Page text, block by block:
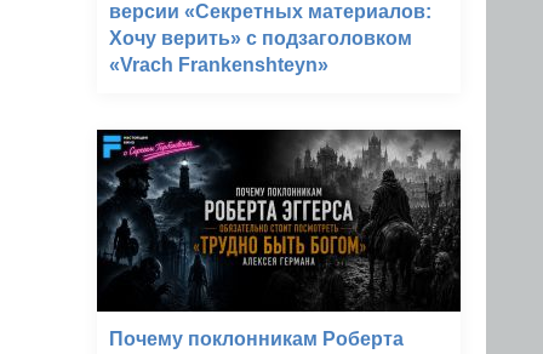
версии «Секретных материалов:
Хочу верить» с подзаголовком
«Vrach Frankenshteyn»
Почему поклонникам Роберта